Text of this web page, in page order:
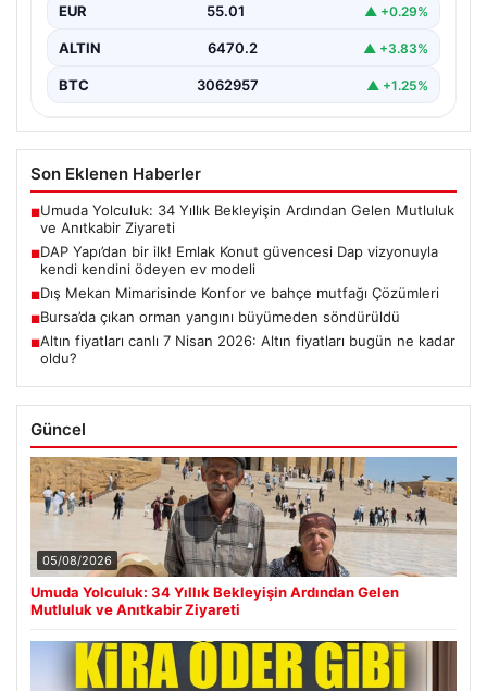
EUR 55.01 ▲ +0.29%
ALTIN 6470.2 ▲ +3.83%
BTC 3062957 ▲ +1.25%
Son Eklenen Haberler
■Umuda Yolculuk: 34 Yıllık Bekleyişin Ardından Gelen Mutluluk
ve Anıtkabir Ziyareti
■DAP Yapı’dan bir ilk! Emlak Konut güvencesi Dap vizyonuyla
kendi kendini ödeyen ev modeli
■Dış Mekan Mimarisinde Konfor ve bahçe mutfağı Çözümleri
■Bursa’da çıkan orman yangını büyümeden söndürüldü
■Altın fiyatları canlı 7 Nisan 2026: Altın fiyatları bugün ne kadar
oldu?
Güncel
05/08/2026
Umuda Yolculuk: 34 Yıllık Bekleyişin Ardından Gelen
Mutluluk ve Anıtkabir Ziyareti